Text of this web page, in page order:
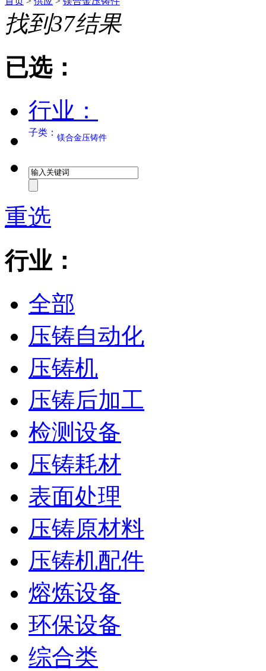
找到37结果
已选：
行业：
子类： 镁合金压铸件
重选
行业：
全部
压铸自动化
压铸机
压铸后加工
检测设备
压铸耗材
表面处理
压铸原材料
压铸机配件
熔炼设备
环保设备
综合类